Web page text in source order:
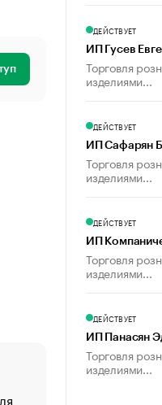
ДЕЙСТВУЕТ
ИП Гусев
Торговля
изделиями...
ДЕЙСТВУЕТ
ИП Сафарян
Торговля
изделиями...
ДЕЙСТВУЕТ
ИП
Торговля
изделиями...
ДЕЙСТВУЕТ
ИП Панасян
Торговля
изделиями...